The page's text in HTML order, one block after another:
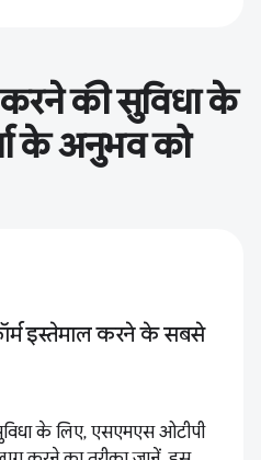
करने की सुविधा के
के अनुभव को
इस्तेमाल करने के सबसे
के लिए, एसएमएस ओटीपी